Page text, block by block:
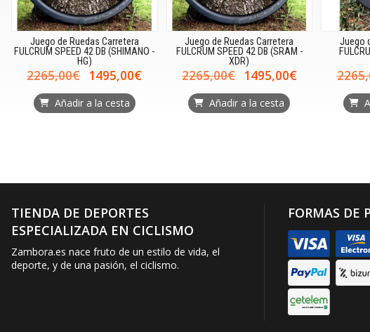
Juego de Ruedas Carretera
FULCRUM SPEED 42 DB (SHIMANO -
HG)
2265,00€ 1495,00€
Añadir a la cesta
Juego de Ruedas Carretera
FULCRUM SPEED 42 DB (SRAM -
XDR)
2265,00€ 1495,00€
Añadir a la cesta
Juego
TIENDA DE DEPORTES
ESPECIALIZADA EN CICLISMO
Zambora.es nace fruto de un estilo de vida, el
deporte, y de una pasión, el ciclismo.
FORMAS DE